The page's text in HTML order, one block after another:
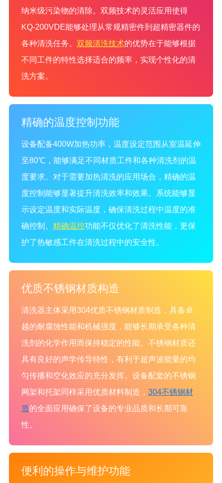
纳米级污染物的清除。双频技术的灵活应用使得
KQ-200VDE能够处理从常规精密件到超精密器件的
各种清洗任务。 双频清洗技术的优势在于能够根据
不同工件的特性选择适合的频率，实现个性化的清
洗方案。
精确的温度控制功能
设备配备400W加热功率，温度设定范围从室温延伸
至80℃，能够满足不同材质工件和各种清洗剂的温
度要求。对于需要加热清洗的应用场合，精确的温
度控制能够显著提升清洗效率和效果。系统能够显
示设定温度和实际温度，确保清洗过程中温度的准
确控制。 精确温控功能不仅优化了清洗性能，更保
护了热敏感工件在清洗过程中的安全性。
优质不锈钢材质构造
清洗器主体采用304优质不锈钢材质制造，具备卓
越的耐腐蚀性能和机械强度，能够长期承受各种清
洗剂的化学作用而保持稳定的性能。不锈钢材质还
具有良好的声学传导特性，有利于超声波能量的均
匀传播和空化效应的充分发挥。设备配套的不锈钢
网架和托架同样采用优质材料制造， 304不锈钢材
质的全面应用确保了设备的专业品质和长期可靠
性。
便利的操作与维护功能